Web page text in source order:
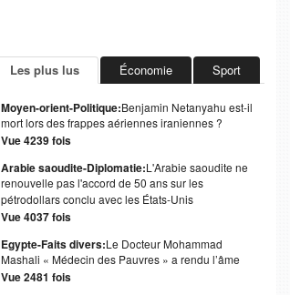
Les plus lus Économie Sport
Moyen-orient-Politique:Benjamin Netanyahu est-il
mort lors des frappes aériennes iraniennes ?
Vue 4239 fois
Arabie saoudite-Diplomatie:L'Arabie saoudite ne
renouvelle pas l'accord de 50 ans sur les
pétrodollars conclu avec les États-Unis
Vue 4037 fois
Egypte-Faits divers:Le Docteur Mohammad
Mashali « Médecin des Pauvres » a rendu l’âme
Vue 2481 fois